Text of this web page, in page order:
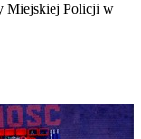
Miejskiej Policji w